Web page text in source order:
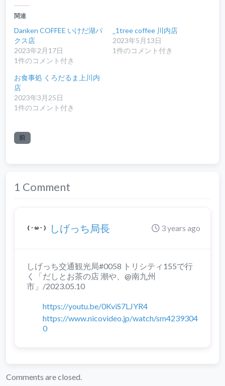
関連
Danken COFFEE いけだ湖パ
クス店
2023年2月17日
1件のコメント付き
_1tree coffee 川内店
2023年5月13日
1件のコメント付き
お食事処 くろだるま上川内
店
2023年3月25日
1件のコメント付き
前
1 Comment
しげっち局長 3 years ago
しげっち交通観光局#0058 トリシティ155で行
く「だしとお茶の店 潮や、@南九州
市」/2023.05.10
https://youtu.be/0KviS7LJYR4
https://www.nicovideo.jp/watch/sm4239304
0
Comments are closed.